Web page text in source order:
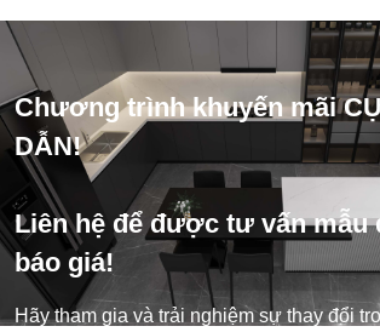
Chương trình khuyến mãi
DẪN!
Liên hệ để được tư vấn mẫu
báo giá!
Hãy tham gia và trải nghiệm sự thay đổi